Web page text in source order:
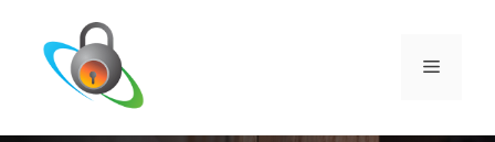
contenido
MENÚ